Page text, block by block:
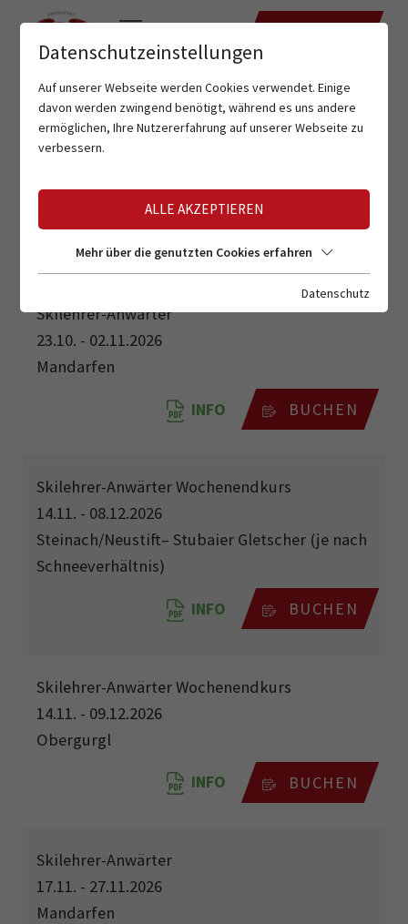
SKILEHRER-ANWÄRTER
Skilehrer-Anwärter
23.10. - 02.11.2026
Mandarfen
INFO BUCHEN
Skilehrer-Anwärter Wochenendkurs
14.11. - 08.12.2026
Steinach/Neustift– Stubaier Gletscher (je nach
Schneeverhältnis)
INFO BUCHEN
Skilehrer-Anwärter Wochenendkurs
14.11. - 09.12.2026
Obergurgl
INFO BUCHEN
Skilehrer-Anwärter
17.11. - 27.11.2026
Mandarfen
Datenschutzeinstellungen
Auf unserer Webseite werden Cookies verwendet. Einige
davon werden zwingend benötigt, während es uns andere
ermöglichen, Ihre Nutzererfahrung auf unserer Webseite zu
verbessern.
ALLE AKZEPTIEREN
Mehr über die genutzten Cookies erfahren
Datenschutz